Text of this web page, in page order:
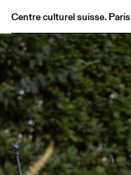
Centre culturel suisse. Paris
Agenda
Bookshop
Buvette
Archives
Medias
Publications